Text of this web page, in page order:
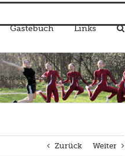
Gästebuch Links
Portfolio» Lehrgang mit Chris und Daniel
Zurück Weiter